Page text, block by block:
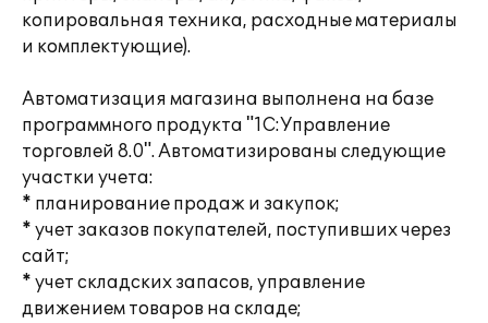
копировальная техника, расходные материалы
и комплектующие).
Автоматизация магазина выполнена на базе
программного продукта "1С:Управление
торговлей 8.0". Автоматизированы следующие
участки учета:
* планирование продаж и закупок;
* учет заказов покупателей, поступивших через
сайт;
* учет складских запасов, управление
движением товаров на складе;